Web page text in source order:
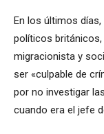
En los últimos
políticos
migracionista y
ser «culpable de
por no investigar
cuando era el jefe